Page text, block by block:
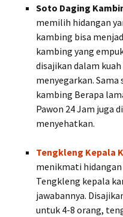
Soto Daging
memilih hidangan
kambing bisa
kambing yang
disajikan dalam
menyegarkan.
kambing Berapa
Pawon 24 Jam juga
menyehatkan.
Tengkleng Kepala
menikmati
Tengkleng kepala
jawabannya.
untuk 4-8 orang,